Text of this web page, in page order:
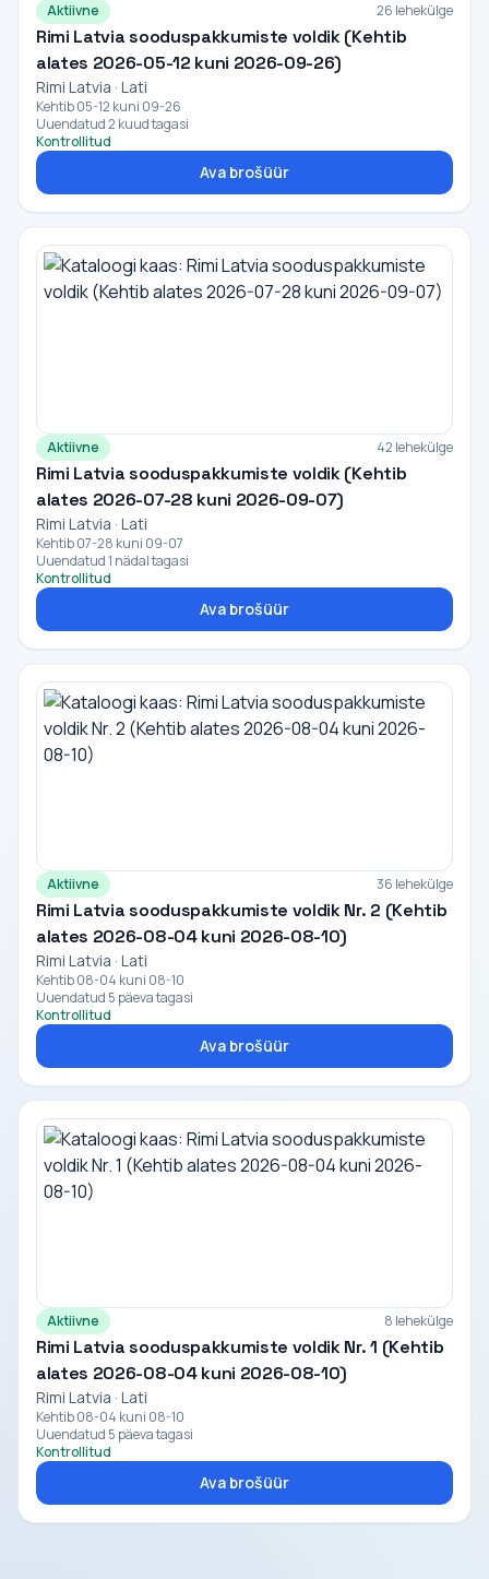
Aktiivne 26 lehekülge
Rimi Latvia sooduspakkumiste voldik (Kehtib
alates 2026-05-12 kuni 2026-09-26)
Rimi Latvia · Lati
Kehtib 05-12 kuni 09-26
Uuendatud 2 kuud tagasi
Kontrollitud
Ava brošüür
Aktiivne 42 lehekülge
Rimi Latvia sooduspakkumiste voldik (Kehtib
alates 2026-07-28 kuni 2026-09-07)
Rimi Latvia · Lati
Kehtib 07-28 kuni 09-07
Uuendatud 1 nädal tagasi
Kontrollitud
Ava brošüür
Aktiivne 36 lehekülge
Rimi Latvia sooduspakkumiste voldik Nr. 2 (Kehtib
alates 2026-08-04 kuni 2026-08-10)
Rimi Latvia · Lati
Kehtib 08-04 kuni 08-10
Uuendatud 5 päeva tagasi
Kontrollitud
Ava brošüür
Aktiivne 8 lehekülge
Rimi Latvia sooduspakkumiste voldik Nr. 1 (Kehtib
alates 2026-08-04 kuni 2026-08-10)
Rimi Latvia · Lati
Kehtib 08-04 kuni 08-10
Uuendatud 5 päeva tagasi
Kontrollitud
Ava brošüür